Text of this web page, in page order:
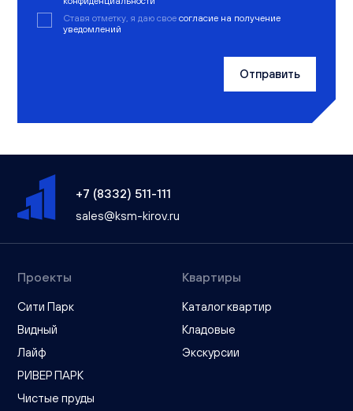
Ставя отметку, я даю свое согласие на получение
уведомлений
Отправить
+7 (8332) 511-111
sales@ksm-kirov.ru
Проекты
Сити Парк
Видный
Лайф
РИВЕР ПАРК
Чистые пруды
Квартиры
Каталог квартир
Кладовые
Экскурсии